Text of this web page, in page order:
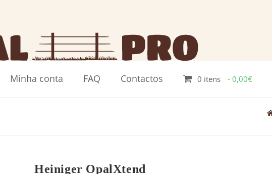
Minha conta FAQ Contactos 0 itens 0,00€
Heiniger OpalXtend